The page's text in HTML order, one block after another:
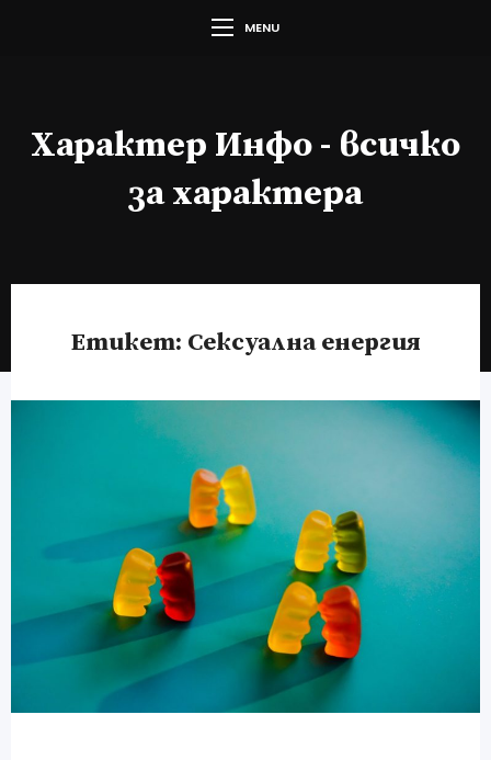
MENU
Характер Инфо - всичко
за характера
Етикет: Сексуална енергия